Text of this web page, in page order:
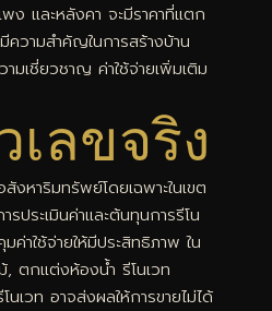
ง และหลังคา จะมีราคาที่แตก
วามสำคัญในการสร้างบ้าน
มเชี่ยวชาญ ค่าใช้จ่ายเพิ่มเติม
ลขจริง
หาริมทรัพย์โดยเฉพาะในเขต
ประเมินค่าและต้นทุนการรีโน
าใช้จ่ายให้มีประสิทธิภาพ ใน
, ตกแต่งห้องน้ำ รีโนเวท
เวท อาจส่งผลให้การขายไม่ได้